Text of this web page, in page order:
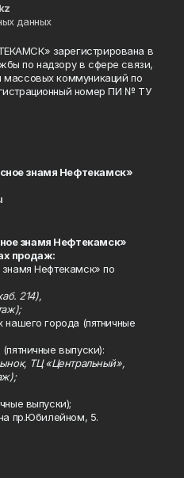
данных
зарегистрирована в
по надзору в сфере связи,
массовых коммуникаций по
номер ПИ № ТУ
знамя Нефтекамск»
знамя Нефтекамск»
продаж:
Нефтекамск» по
214),
нашего города (пятничные
выпуски):
ТЦ «Центральный»,
выпуски);
пр.Юбилейном, 5.